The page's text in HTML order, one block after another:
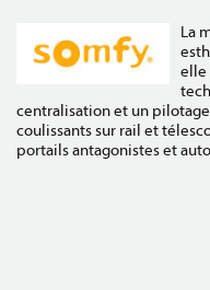
La
elle
centralisation et un
coulissants sur rail et
portails antagonistes et